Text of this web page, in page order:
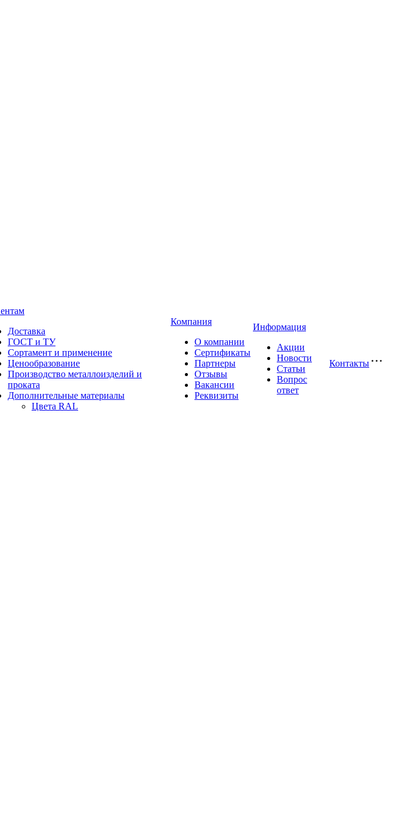
Доставка
ГОСТ и ТУ
Сортамент и применение
Ценообразование
Производство металлоизделий и
проката
Дополнительные материалы
Цвета RAL
Компания
О компании
Сертификаты
Партнеры
Отзывы
Вакансии
Реквизиты
Информация
Акции
Новости
Статьи
Вопрос
ответ
Контакты